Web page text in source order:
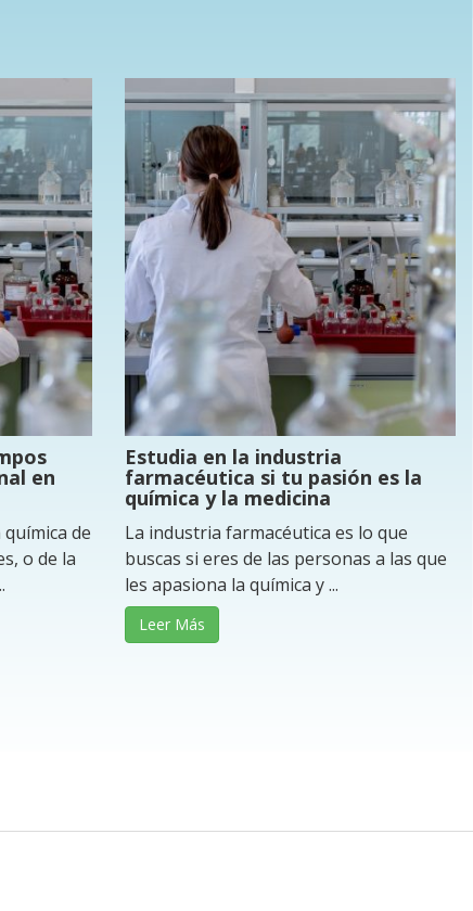
en
de
o de la
Estudia en la industria
farmacéutica si tu pasión es la
química y la medicina
La industria farmacéutica es lo que
buscas si eres de las personas a las que
les apasiona la química y ...
Leer Más